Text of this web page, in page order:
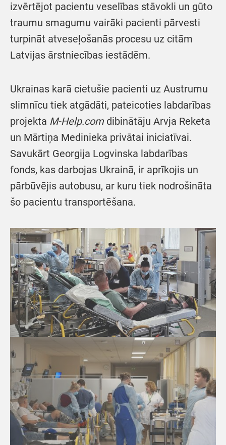
izvērtējot pacientu veselības stāvokli un gūto
traumu smagumu vairāki pacienti pārvesti
turpināt atveseļošanās procesu uz citām
Latvijas ārstniecības iestādēm.
Ukrainas karā cietušie pacienti uz Austrumu
slimnīcu tiek atgādāti, pateicoties labdarības
projekta M-Help.com dibinātāju Arvja Reketa
un Mārtiņa Medinieka privātai iniciatīvai.
Savukārt Georgija Logvinska labdarības
fonds, kas darbojas Ukrainā, ir aprīkojis un
pārbūvējis autobusu, ar kuru tiek nodrošināta
šo pacientu transportēšana.